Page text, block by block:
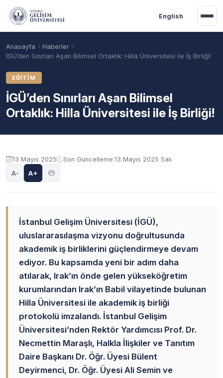
Ana içeriğe geç
English
Akademik Takvim
Anasayfa
Haberler
İGÜ’den Sınırları Aşan Bilimsel Ortaklık: Hilla Üniversitesi ile İş Birliği!
EĞITIM
İGÜ’den Sınırları Aşan Bilimsel
Ortaklık: Hilla Üniversitesi ile İş Birliği!
13 Mayıs 2025 Son Güncelleme:13 Mayıs 2025 Salı
A- A+
İstanbul Gelişim Üniversitesi (İGÜ),
uluslararasılaşma vizyonu doğrultusunda
akademik iş birliklerini güçlendirmeye devam
ediyor. Bu kapsamda yeni bir adım daha
atılarak, Irak’ın önde gelen yükseköğretim
kurumlarından Irak’ın Babil vilayetinde bulunan
Hilla Üniversitesi ile akademik iş birliği
protokolü imzalandı. İstanbul Gelişim
Üniversitesi’nden Rektör Yardımcısı Prof. Dr.
Necmettin Maraşlı, Halkla İlişkiler ve Tanıtım
Daire Başkanı Dr. Öğr. Üyesi Bülent
Deyirmenci, Dr. Öğr. Üyesi Ali Semin ve